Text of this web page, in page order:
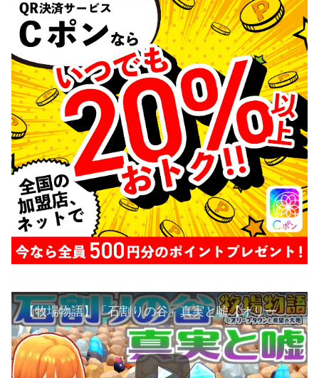
【牧場物語】「石割りの谷」真実と嘘【オリーブタウンと希望の大地】オリハルコンを超効率でGETするための知識